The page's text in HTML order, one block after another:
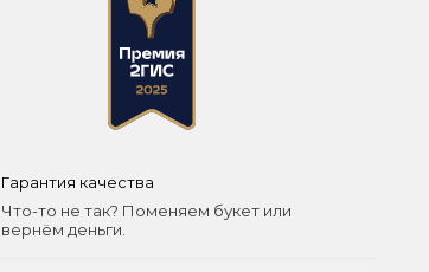
Гарантия качества
Что-то не так? Поменяем букет или
вернём деньги.